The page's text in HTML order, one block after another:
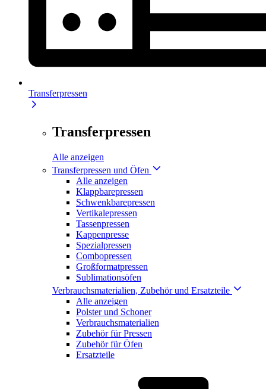
Transferpressen
Transferpressen
Alle anzeigen
Transferpressen und Öfen
Alle anzeigen
Klappbarepressen
Schwenkbarepressen
Vertikalepressen
Tassenpressen
Kappenpresse
Spezialpressen
Combopressen
Großformatpressen
Sublimationsöfen
Verbrauchsmaterialien, Zubehör und Ersatzteile
Alle anzeigen
Polster und Schoner
Verbrauchsmaterialien
Zubehör für Pressen
Zubehör für Öfen
Ersatzteile